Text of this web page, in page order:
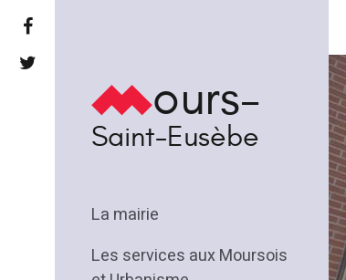
ours-
Saint-Eusèbe
La mairie
Les services aux Moursois